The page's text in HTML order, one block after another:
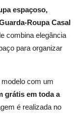
espaçoso,
Roupa Casal
combina elegância
para organizar
com um
grátis em toda a
é realizada no